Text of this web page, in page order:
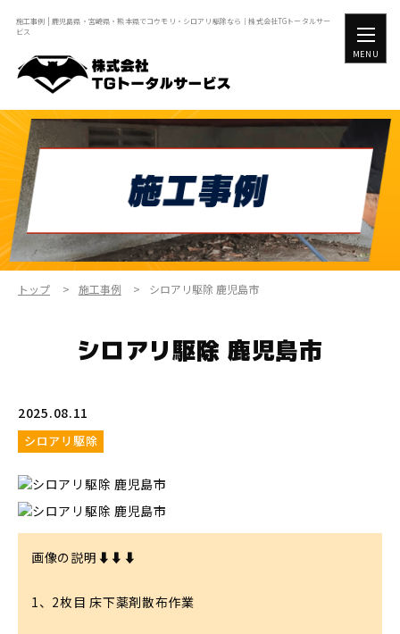
施工事例 | 鹿児島県・宮崎県・熊本県でコウモリ・シロアリ駆除なら｜株式会社TGトータルサー
ビス
MENU
トップ 施工事例 シロアリ駆除 鹿児島市
シロアリ駆除 鹿児島市
2025.08.11
シロアリ駆除
画像の説明⬇⬇⬇
1、2枚目 床下薬剤散布作業